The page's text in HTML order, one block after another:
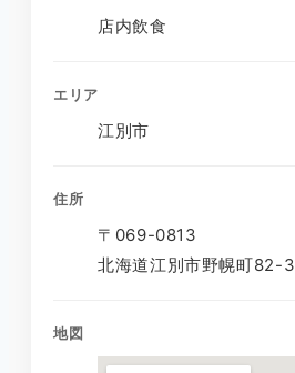
店内飲食
エリア
江別市
住所
〒069-0813
北海道江別市野幌町82-3
地図